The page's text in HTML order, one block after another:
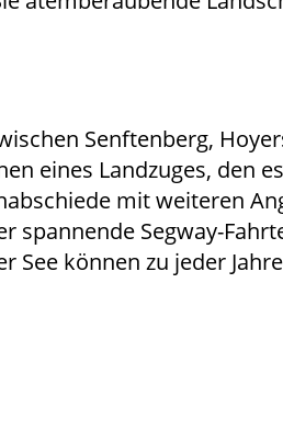
Senftenberg,
eines Landzuges, den
mit weiteren
Segway-
können zu jeder